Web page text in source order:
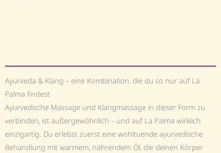
Ayurveda & Klang – eine Kombination, die du so nur auf La
Palma findest
Ayurvedische Massage und Klangmassage in dieser Form zu
verbinden, ist außergewöhnlich – und auf La Palma wirklich
einzigartig. Du erlebst zuerst eine wohltuende ayurvedische
Behandlung mit warmem, nährendem Öl, die deinen Körper